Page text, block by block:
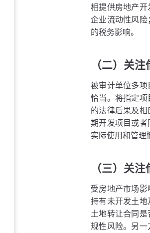
相提供房地产
企业流动性风
的税务影响。
（二）关
被审计单位多
恰当。将指定
的法律后果及
期开发项目或
实际使用和管理
（三）关
受房地产市场
持有未开发土
土地转让合同
规性风险。另